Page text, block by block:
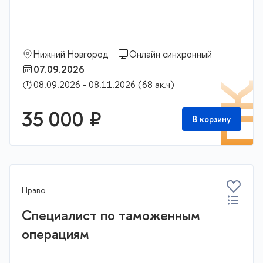
Нижний Новгород
Онлайн синхронный
07.09.2026
08.09.2026 - 08.11.2026 (68 ак.ч)
35 000 ₽ В корзину
Право
Специалист по таможенным
операциям